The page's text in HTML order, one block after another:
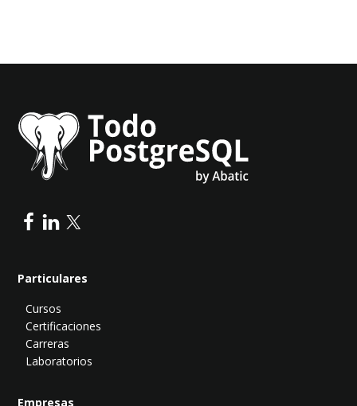
Particulares
Cursos
Certificaciones
Carreras
Laboratorios
Empresas